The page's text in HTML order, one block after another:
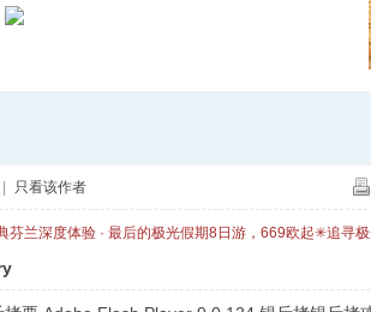
只看该作者
芬兰深度体验 · 最后的极光假期8日游，669欧起✳追寻